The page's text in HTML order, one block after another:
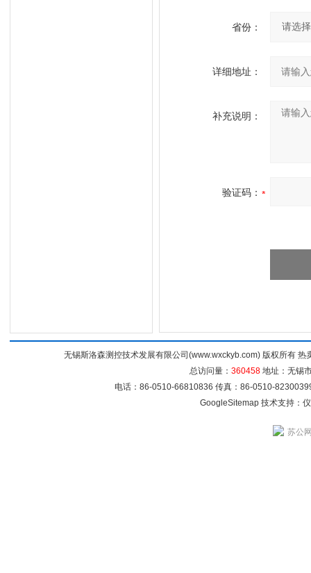
省份：
详细地址：
补充说明：
验证码：
无锡斯洛森测控技术发展有限公司(www.wxckyb.com) 版权所有
总访问量： 360458 地址：无锡
电话：86-0510-66810836 传真：86-0510-
GoogleSitemap技术支持：
苏公